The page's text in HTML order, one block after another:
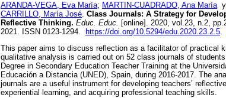
ARANDA-VEGA, Eva María; MARTIN-CUADRADO, Ana Maríay
CARRILLO, María José. Class Journals: A Strategy for
Reflective Thinking. Educ. Educ. [online]. 2020, vol.23, n.2,
2021. ISSN 0123-1294.
https://doi.org/10.5294/edu.2020.23.2.5.
This paper aims to discuss reflection as a facilitator of practical
qualitative analysis is carried out on 52 class journals of students
Degree in Secondary Education Teacher Training at the
Educación a Distancia (UNED), Spain, during 2016-2017. The
journals are a useful instrument for developing teachers’
experiential learning, and acquiring professional teaching skills.